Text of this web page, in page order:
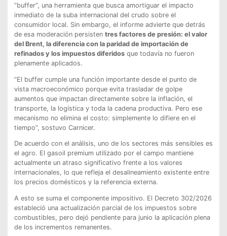
“buffer”, una herramienta que busca amortiguar el impacto
inmediato de la suba internacional del crudo sobre el
consumidor local. Sin embargo, el informe advierte que detrás
de esa moderación persisten tres factores de presión: el valor
del Brent, la diferencia con la paridad de importación de
refinados y los impuestos diferidosque todavía no fueron
plenamente aplicados.
“El buffer cumple una función importante desde el punto de
vista macroeconómico porque evita trasladar de golpe
aumentos que impactan directamente sobre la inflación, el
transporte, la logística y toda la cadena productiva. Pero ese
mecanismo no elimina el costo: simplemente lo difiere en el
tiempo”, sostuvo Carnicer.
De acuerdo con el análisis, uno de los sectores más sensibles es
el agro. El gasoil premium utilizado por el campo mantiene
actualmente un atraso significativo frente a los valores
internacionales, lo que refleja el desalineamiento existente entre
los precios domésticos y la referencia externa.
A esto se suma el componente impositivo. El Decreto 302/2026
estableció una actualización parcial de los impuestos sobre
combustibles, pero dejó pendiente para junio la aplicación plena
de los incrementos remanentes.